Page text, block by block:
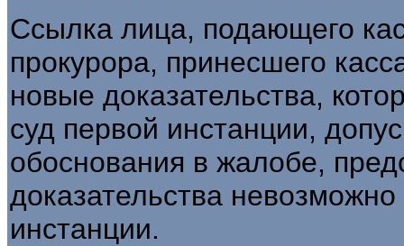
Ссылка лица, подающего
прокурора, принесшего
новые доказательства,
суд первой инстанции,
обоснования в жалобе,
доказательства
инстанции.